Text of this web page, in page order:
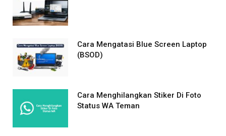
Cara Mengatasi Blue Screen Laptop
(BSOD)
Cara Menghilangkan Stiker Di Foto
Status WA Teman